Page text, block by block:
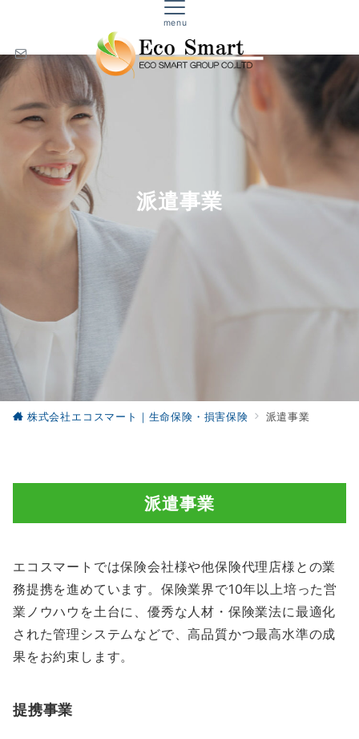
menu
派遣事業
株式会社エコスマート｜生命保険・損害保険 派遣事業
派遣事業
エコスマートでは保険会社様や他保険代理店様との業
務提携を進めています。保険業界で10年以上培った営
業ノウハウを土台に、優秀な人材・保険業法に最適化
された管理システムなどで、高品質かつ最高水準の成
果をお約束します。
提携事業